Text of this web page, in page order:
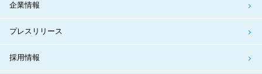
企業情報
プレスリリース
採用情報